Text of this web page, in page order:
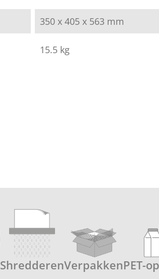
350 x 405 x 563 mm
15.5 kg
ShredderenVerpakkenPET-